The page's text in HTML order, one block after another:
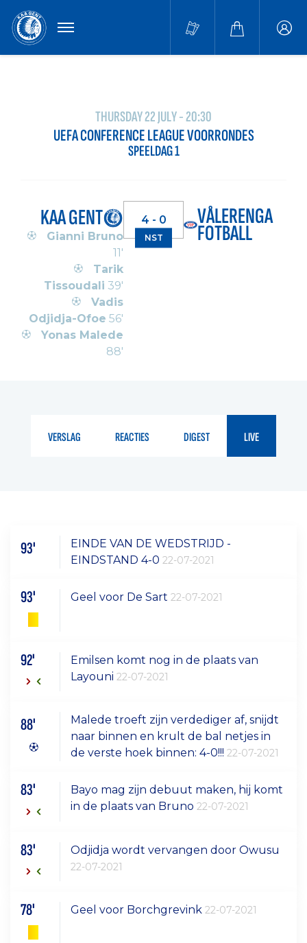
MENU
THURSDAY 22 JULY - 20:30
UEFA CONFERENCE LEAGUE VOORRONDES
SPEELDAG 1
KAA GENT
Gianni Bruno
11'
Tarik
Tissoudali 39'
Vadis
Odjidja-Ofoe 56'
Yonas Malede
88'
4 - 0
NST
VÅLERENGA
FOTBALL
VERSLAG REACTIES DIGEST LIVE
93'
EINDE VAN DE WEDSTRIJD -
EINDSTAND 4-022-07-2021
93' Geel voor De Sart22-07-2021
92'
Emilsen komt nog in de plaats van
Layouni22-07-2021
88'
Malede troeft zijn verdediger af, snijdt
naar binnen en krult de bal netjes in
de verste hoek binnen: 4-0!!!22-07-2021
83'
Bayo mag zijn debuut maken, hij komt
in de plaats van Bruno22-07-2021
83' Odjidja wordt vervangen door Owusu
22-07-2021
78' Geel voor Borchgrevink22-07-2021